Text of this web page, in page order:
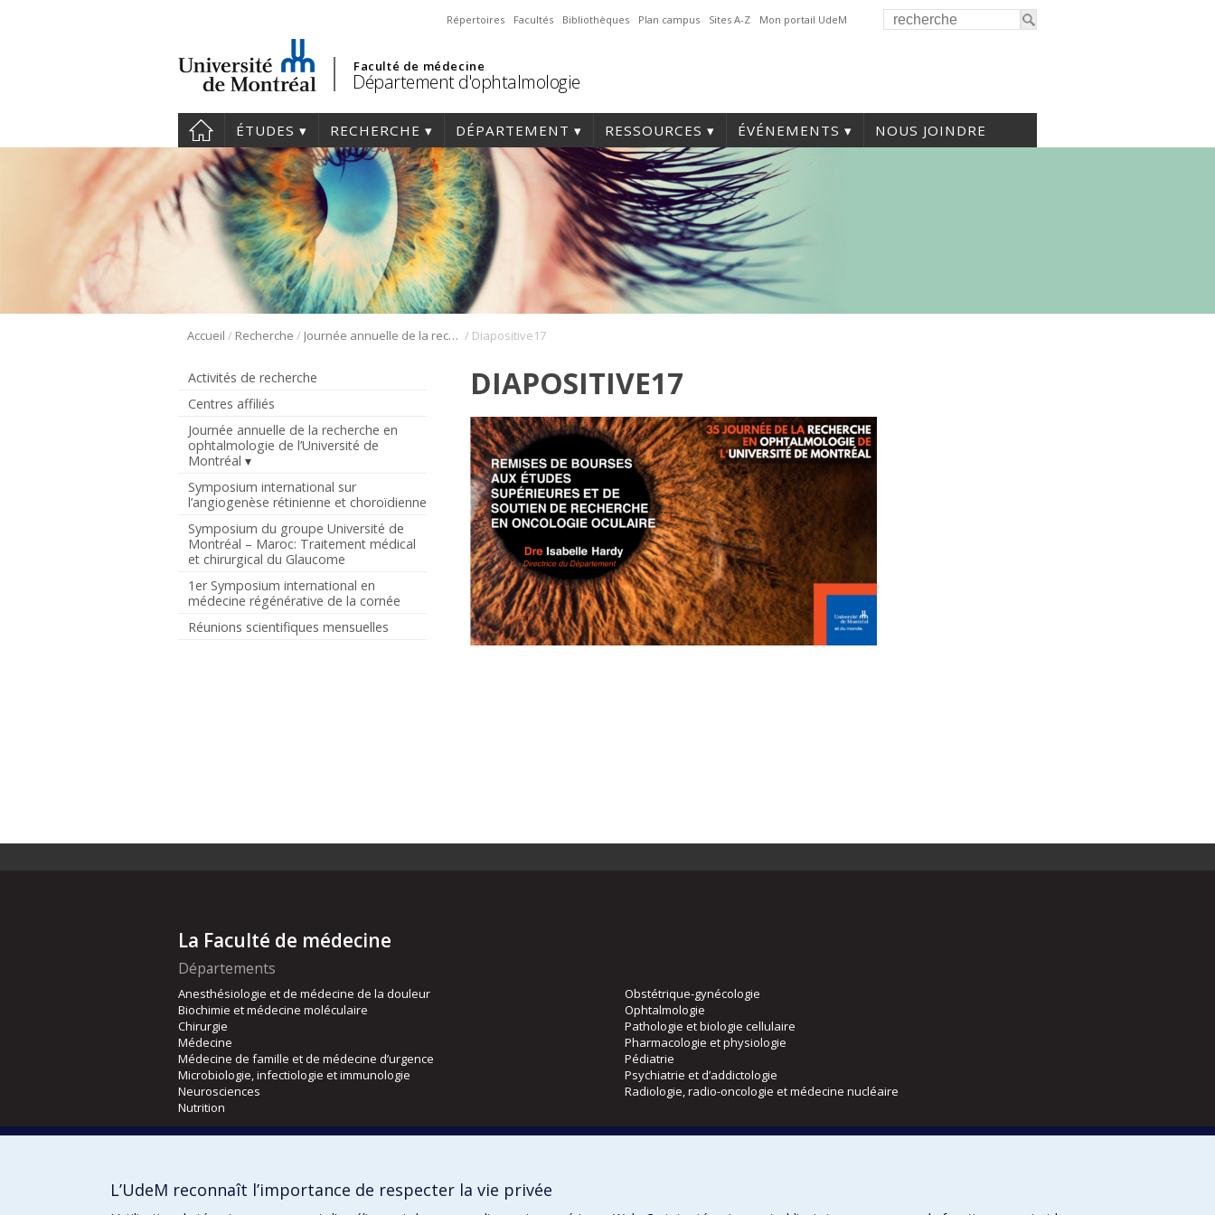
Répertoires Facultés Bibliothèques Plan campus Sites A-Z Mon portail UdeM
Faculté de médecine
Département d'ophtalmologie
ÉTUDES RECHERCHE DÉPARTEMENT RESSOURCES ÉVÉNEMENTS NOUS JOINDRE
Accueil / Recherche / Journée annuelle de la recherche en ophtalmologie de l’Université de Montréal / Diapositive17
Activités de recherche
Centres affiliés
Journée annuelle de la recherche en
ophtalmologie de l’Université de
Montréal
Symposium international sur
l’angiogenèse rétinienne et choroïdienne
Symposium du groupe Université de
Montréal – Maroc: Traitement médical
et chirurgical du Glaucome
1er Symposium international en
médecine régénérative de la cornée
Réunions scientifiques mensuelles
DIAPOSITIVE17
La Faculté de médecine
Départements
Anesthésiologie et de médecine de la douleur
Biochimie et médecine moléculaire
Chirurgie
Médecine
Médecine de famille et de médecine d’urgence
Microbiologie, infectiologie et immunologie
Neurosciences
Nutrition
Obstétrique-gynécologie
Ophtalmologie
Pathologie et biologie cellulaire
Pharmacologie et physiologie
Pédiatrie
Psychiatrie et d’addictologie
Radiologie, radio-oncologie et médecine nucléaire
Orthophonie et audiologie
L’UdeM reconnaît l’importance de respecter la vie privée